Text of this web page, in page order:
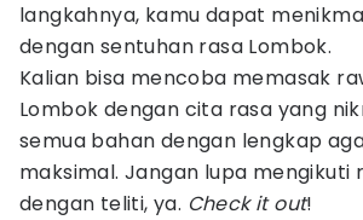
langkahnya, kamu dapat
dengan sentuhan rasa Lombok.
Kalian bisa mencoba memasak
Lombok dengan cita rasa yang
semua bahan dengan lengkap
maksimal. Jangan lupa mengikuti
dengan teliti, ya. Check it out!